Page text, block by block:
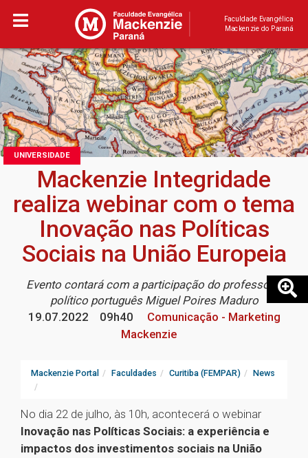
Faculdade Evangélica
Mackenzie do Paraná
UNIVERSIDADE
Mackenzie Integridade
realiza webinar com o tema
Inovação nas Políticas
Sociais na União Europeia
Evento contará com a participação do professor e
político português Miguel Poires Maduro
19.07.2022
09h40
Comunicação - Marketing
Mackenzie
Mackenzie Portal Faculdades Curitiba (FEMPAR) News
No dia 22 de julho, às 10h, acontecerá o webinar
Inovação nas Políticas Sociais: a experiência e
impactos dos investimentos sociais na União